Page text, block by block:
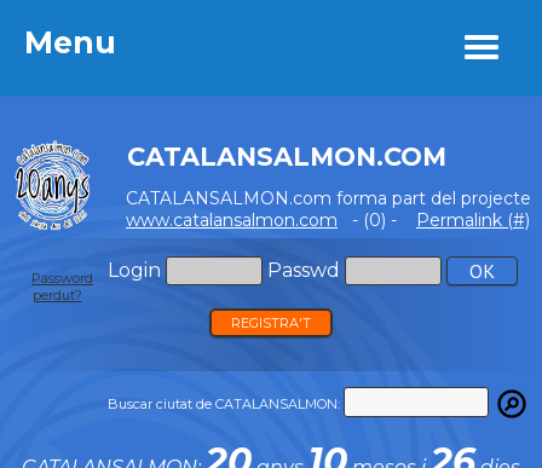
Menu
CATALANSALMON.COM
CATALANSALMON.com forma part del projecte
www.catalansalmon.com - (0) - Permalink (#)
Login Passwd
Password
perdut?
REGISTRA'T
Buscar ciutat de CATALANSALMON:
Menu